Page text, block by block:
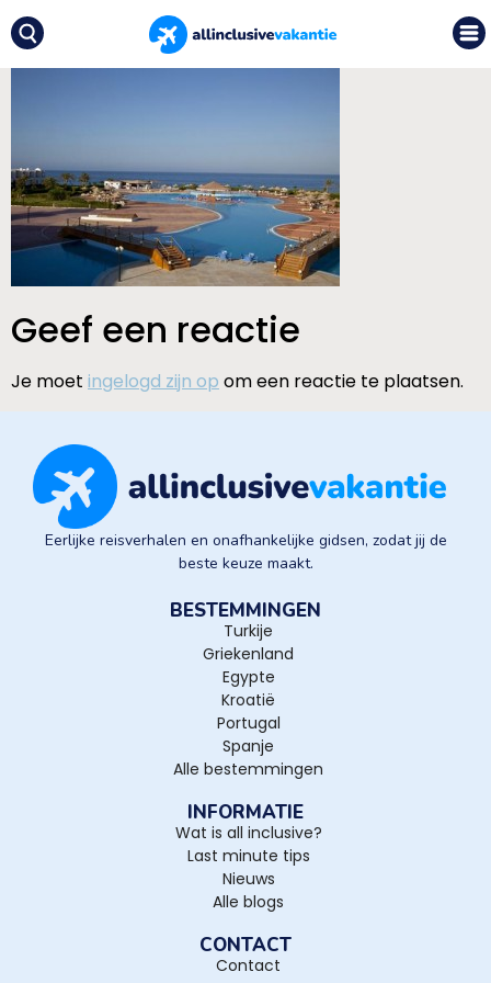
Geef een reactie
Je moet ingelogd zijn op om een reactie te plaatsen.
Eerlijke reisverhalen en onafhankelijke gidsen, zodat jij de
beste keuze maakt.
BESTEMMINGEN
Turkije
Griekenland
Egypte
Kroatië
Portugal
Spanje
Alle bestemmingen
INFORMATIE
Wat is all inclusive?
Last minute tips
Nieuws
Alle blogs
CONTACT
Contact